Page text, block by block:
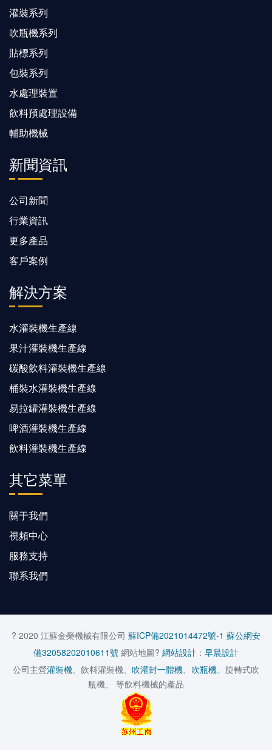
灌裝系列
吹瓶機系列
貼標系列
包裝系列
水處理裝置
飲料預處理設備
輔助機械
新聞資訊
公司新聞
行業資訊
更多產品
客戶案例
解決方案
水灌裝機生產線
果汁灌裝機生產線
碳酸飲料灌裝機生產線
桶裝水灌裝機生產線
易拉罐灌裝機生產線
啤酒灌裝機生產線
飲料灌裝機生產線
其它菜單
關于我們
視頻中心
服務支持
聯系我們
? 2020 江蘇金榮機械有限公司 蘇ICP備2021014472號-1 蘇公網安
備32058202010611號 網站地圖? 網站設計 ： 早晨設計
公司主營灌裝機、飲料灌裝機、 吹灌封一體機、 吹瓶機、旋轉式吹
瓶機、 等飲料機械的產品